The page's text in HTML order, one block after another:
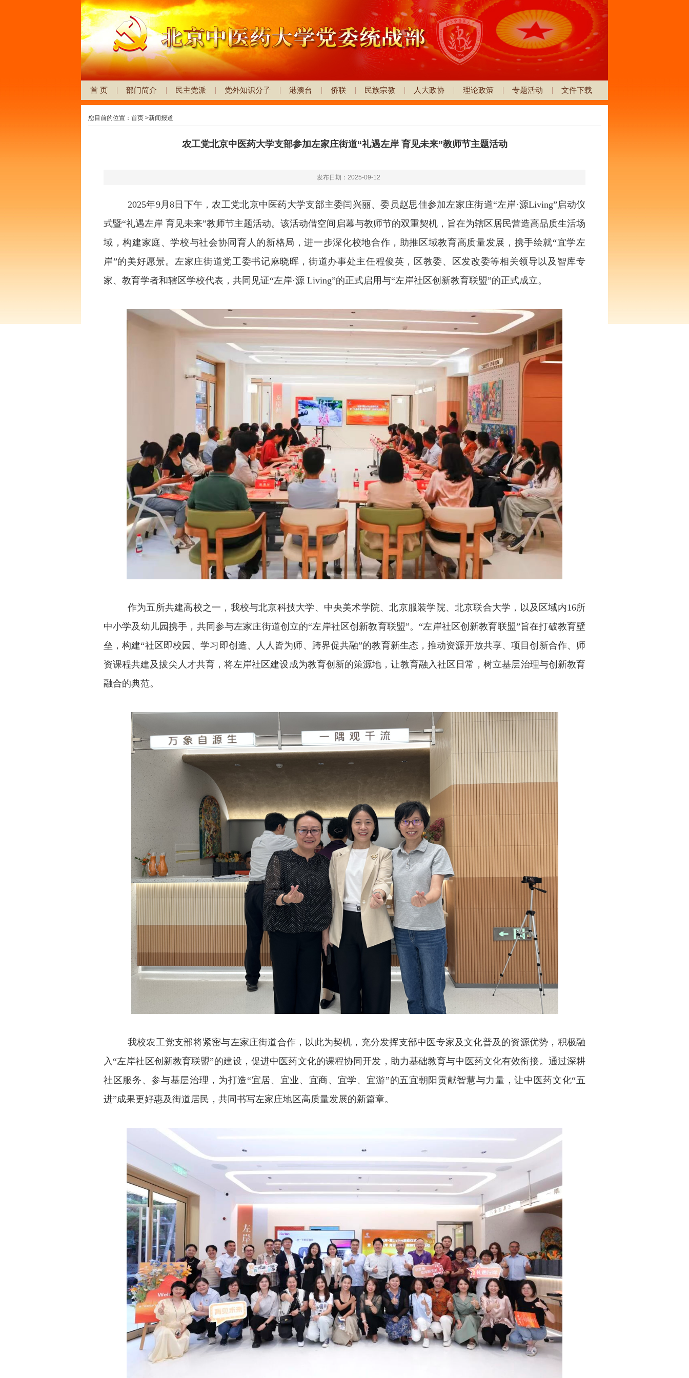
首 页 部门简介 民主党派 党外知识分子 港澳台 侨联 民族宗教 人大政协 理论政策 专题活动 文件下载
您目前的位置： 首页 >新闻报道
农工党北京中医药大学支部参加左家庄街道“礼遇左岸 育见未来”教师节主题活动
发布日期：2025-09-12
2025年9月8日下午，农工党北京中医药大学支部主委闫兴丽、委员赵思佳参加左家庄街道“左岸·源Living”启动仪
式暨“礼遇左岸 育见未来”教师节主题活动。该活动借空间启幕与教师节的双重契机，旨在为辖区居民营造高品质生活场
域，构建家庭、学校与社会协同育人的新格局，进一步深化校地合作，助推区域教育高质量发展，携手绘就“宜学左
岸”的美好愿景。左家庄街道党工委书记麻晓晖，街道办事处主任程俊英，区教委、区发改委等相关领导以及智库专
家、教育学者和辖区学校代表，共同见证“左岸·源 Living”的正式启用与“左岸社区创新教育联盟”的正式成立。
作为五所共建高校之一，我校与北京科技大学、中央美术学院、北京服装学院、北京联合大学，以及区域内16所
中小学及幼儿园携手，共同参与左家庄街道创立的“左岸社区创新教育联盟”。“左岸社区创新教育联盟”旨在打破教育壁
垒，构建“社区即校园、学习即创造、人人皆为师、跨界促共融”的教育新生态，推动资源开放共享、项目创新合作、师
资课程共建及拔尖人才共育，将左岸社区建设成为教育创新的策源地，让教育融入社区日常，树立基层治理与创新教育
融合的典范。
我校农工党支部将紧密与左家庄街道合作，以此为契机，充分发挥支部中医专家及文化普及的资源优势，积极融
入“左岸社区创新教育联盟”的建设，促进中医药文化的课程协同开发，助力基础教育与中医药文化有效衔接。通过深耕
社区服务、参与基层治理，为打造“宜居、宜业、宜商、宜学、宜游”的五宜朝阳贡献智慧与力量，让中医药文化“五
进”成果更好惠及街道居民，共同书写左家庄地区高质量发展的新篇章。